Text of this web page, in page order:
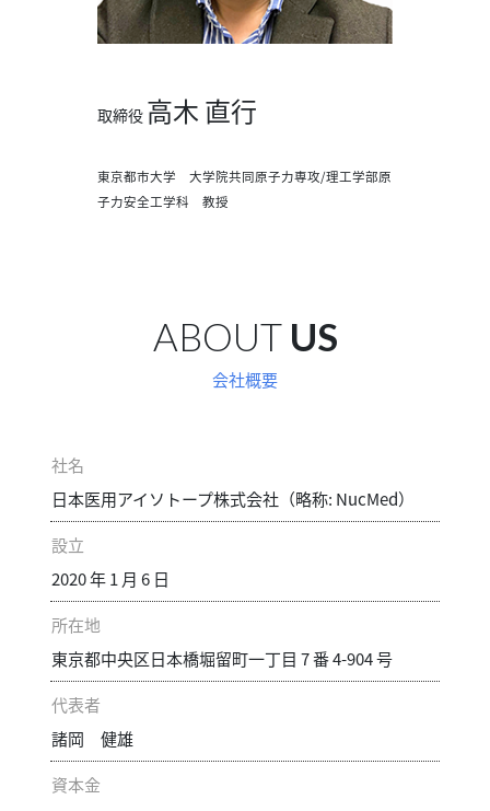
取締役 高木 直行
東京都市大学 大学院共同原子力専攻/理工学部原
子力安全工学科 教授
ABOUT US
会社概要
社名
日本医用アイソトープ株式会社（略称: NucMed）
設立
2020 年 1 月 6 日
所在地
東京都中央区日本橋堀留町一丁目 7 番 4-904 号
代表者
諸岡 健雄
資本金